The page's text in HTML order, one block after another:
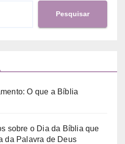
Pesquisar
O que a Bíblia
sobre o Dia da Bíblia que
da Palavra de Deus